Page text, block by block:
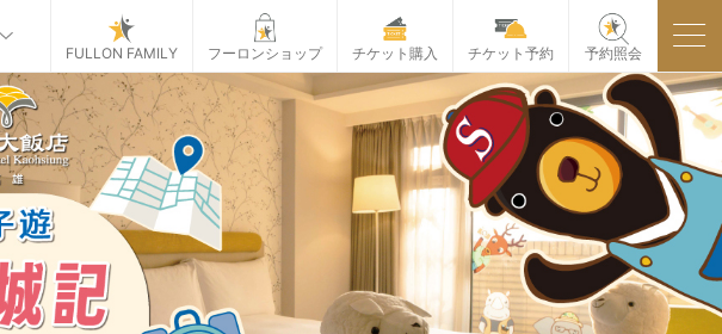
FULLON FAMILY フーロンショップ チケット購入 チケット予約 予約照会